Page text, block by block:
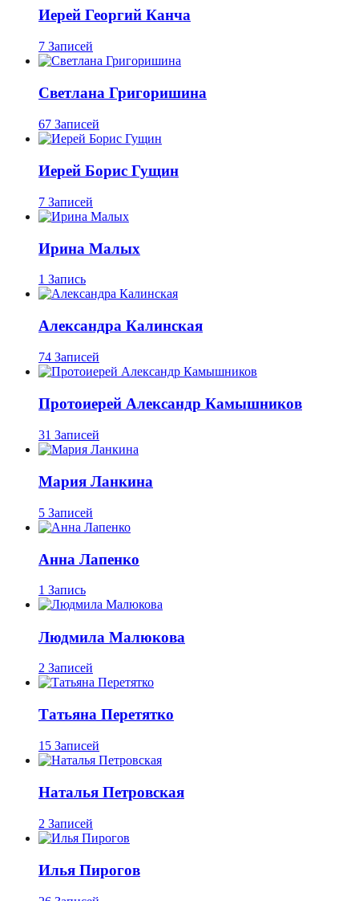
Иерей Георгий Канча
7 Записей
Светлана Григоришина
67 Записей
Иерей Борис Гущин
7 Записей
Ирина Малых
1 Запись
Александра Калинская
74 Записей
Протоиерей Александр Камышников
31 Записей
Мария Ланкина
5 Записей
Анна Лапенко
1 Запись
Людмила Малюкова
2 Записей
Татьяна Перетятко
15 Записей
Наталья Петровская
2 Записей
Илья Пирогов